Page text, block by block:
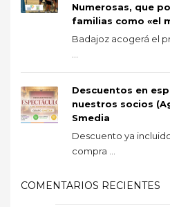
Numerosas, que
familias como «el
Badajoz acogerá el
Descuentos en
nuestros socios
Smedia
Descuento ya
compra ...
COMENTARIOS RECIENTES